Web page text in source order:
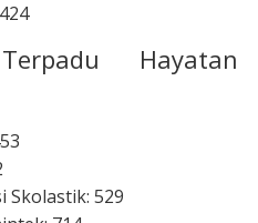
Hayatan
Skolastik: 529